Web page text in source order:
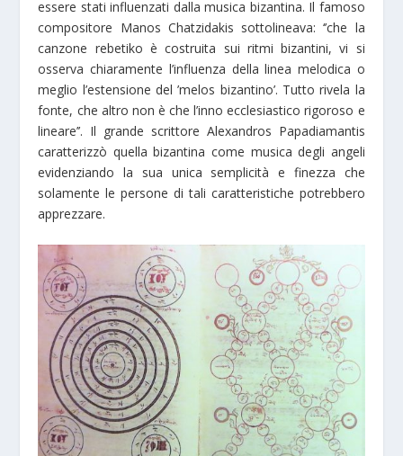
essere stati influenzati dalla musica bizantina. Il famoso
compositore Manos Chatzidakis sottolineava: ‘’che la
canzone rebetiko è costruita sui ritmi bizantini, vi si
osserva chiaramente l’influenza della linea melodica o
meglio l’estensione del ’melos bizantino’. Tutto rivela la
fonte, che altro non è che l’inno ecclesiastico rigoroso e
lineare’’. Il grande scrittore Alexandros Papadiamantis
caratterizzò quella bizantina come musica degli angeli
evidenziando la sua unica semplicità e finezza che
solamente le persone di tali caratteristiche potrebbero
apprezzare.